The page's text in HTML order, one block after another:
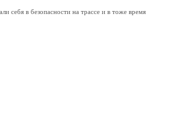
себя в безопасности на трассе и в тоже время